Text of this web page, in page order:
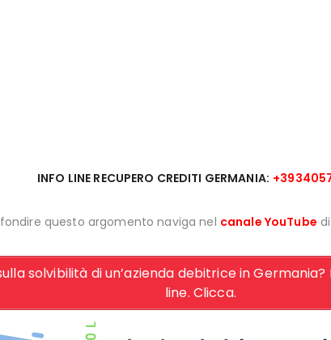
INFO LINE RECUPERO CREDITI GERMANIA:
questo argomento naviga nel canale YouTube
solvibilità di un’azienda debitrice in
line. Clicca.